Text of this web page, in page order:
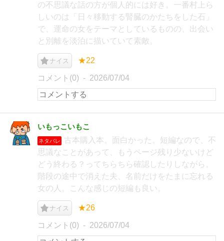
の不思議な話の方が個人的には好き。一番村上ら
しいのは「日々移動する腎臓のかたちをした石」
で、運命の女をテーマとしているものの、出会い
と別離を淡泊に描いていて素敵。
ナイス ★22
コメント(0) 2026/07/04
いもっこいもこ
ネタバレ
古本購入本。面白かった。短編なので、不
思議なことがあって、もうページ残り少ないけど
どう終わる？ってちらちら確認したりしながら。
階段の途中で消えた夫、名前だけをたまに忘れる
女の人。こんな感じの短編も良い。
ナイス ★26
コメント(0) 2026/07/04